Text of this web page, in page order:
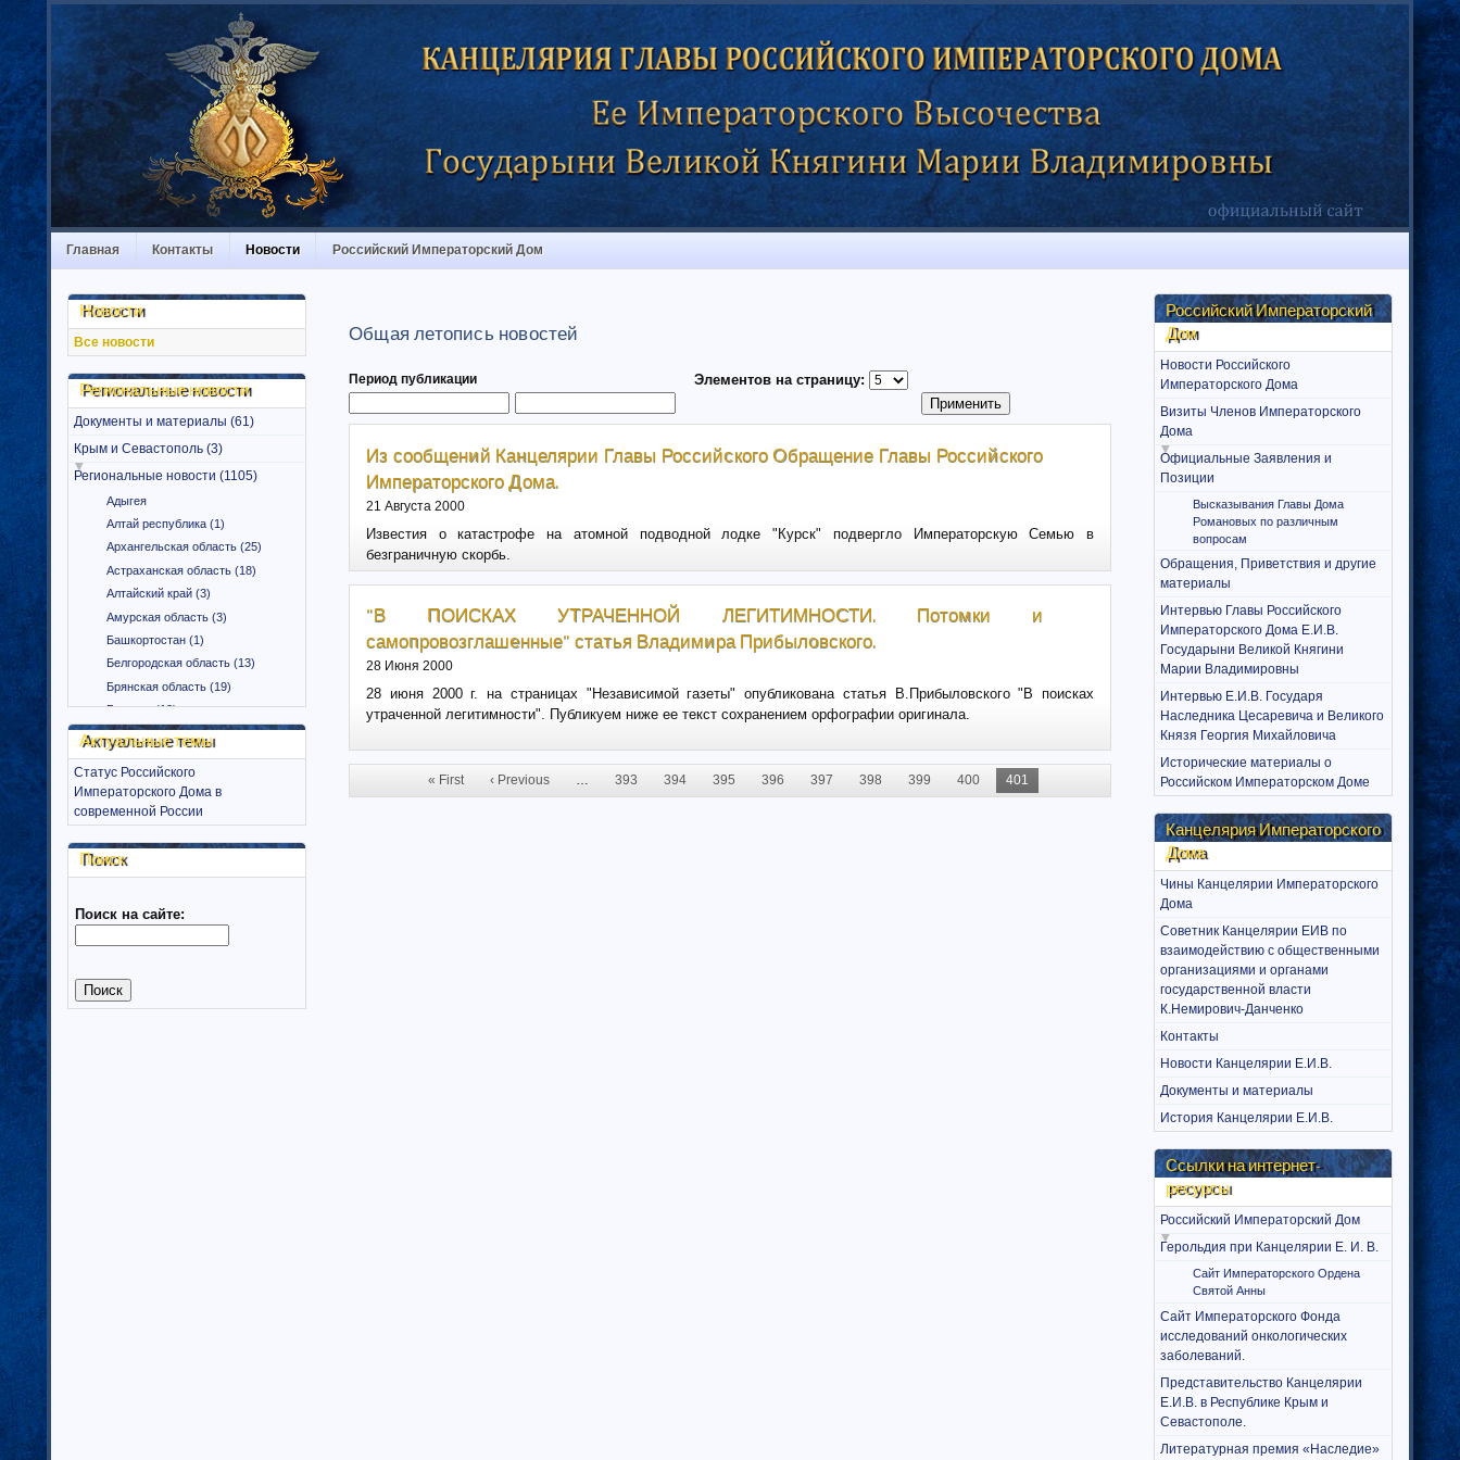
Главная Контакты Новости Российский Императорский Дом
Новости
Все новости
Региональные новости
Документы и материалы (61)
Крым и Севастополь (3)
Региональные новости (1105)
Адыгея
Алтай республика (1)
Архангельская область (25)
Астраханская область (18)
Алтайский край (3)
Амурская область (3)
Башкортостан (1)
Белгородская область (13)
Брянская область (19)
Бурятия (12)
Владимирская область (15)
Вологодская область (9)
Воронежская область (18)
Дагестан (1)
Еврейская автономная область
(1)
Забайкальский край (2)
Иркутская область (11)
Калмыкия (6)
Калужская область (37)
Актуальные темы
Статус Российского
Императорского Дома в
современной России
Поиск
Поиск на сайте:
Общая летопись новостей
Период публикации Элементов на страницу:
Из сообщений Канцелярии Главы Российского Обращение Главы Российского
Императорского Дома.
21 Августа 2000
Известия о катастрофе на атомной подводной лодке "Курск" подвергло Императорскую Семью в
безграничную скорбь.
"В ПОИСКАХ УТРАЧЕННОЙ ЛЕГИТИМНОСТИ. Потомки и
самопровозглашенные" статья Владимира Прибыловского.
28 Июня 2000
28 июня 2000 г. на страницах "Независимой газеты" опубликована статья В.Прибыловского "В поисках
утраченной легитимности". Публикуем ниже ее текст сохранением орфографии оригинала.
« First ‹ Previous … 393 394 395 396 397 398 399 400 401
Российский Императорский
Дом
Новости Российского
Императорского Дома
Визиты Членов Императорского
Дома
Официальные Заявления и
Позиции
Высказывания Главы Дома
Романовых по различным
вопросам
Обращения, Приветствия и другие
материалы
Интервью Главы Российского
Императорского Дома Е.И.В.
Государыни Великой Княгини
Марии Владимировны
Интервью Е.И.В. Государя
Наследника Цесаревича и Великого
Князя Георгия Михайловича
Исторические материалы о
Российском Императорском Доме
Канцелярия Императорского
Дома
Чины Канцелярии Императорского
Дома
Советник Канцелярии ЕИВ по
взаимодействию с общественными
организациями и органами
государственной власти
К.Немирович-Данченко
Контакты
Новости Канцелярии Е.И.В.
Документы и материалы
История Канцелярии Е.И.В.
Ссылки на интернет-
ресурсы
Российский Императорский Дом
Герольдия при Канцелярии Е. И. В.
Сайт Императорского Ордена
Святой Анны
Сайт Императорского Фонда
исследований онкологических
заболеваний.
Представительство Канцелярии
Е.И.В. в Республике Крым и
Севастополе.
Литературная премия «Наследие»